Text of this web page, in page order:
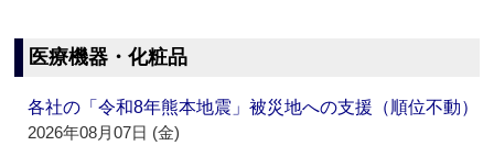
医療機器・化粧品
各社の「令和8年熊本地震」被災地への支援（順位不動）
2026年08月07日 (金)